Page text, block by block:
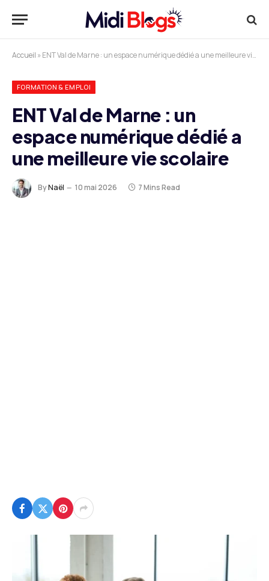
Accueil »ENT Val de Marne : un espace numérique dédié a une meilleure vie scolaire
FORMATION & EMPLOI
ENT Val de Marne : un
espace numérique dédié a
une meilleure vie scolaire
ByNaël 10 mai 2026 7 Mins Read